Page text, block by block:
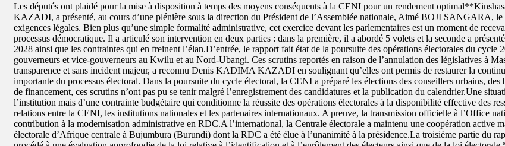
Les députés ont plaidé pour la mise à disposition à temps des moyens conséquents à la CENI pour un rendement
KAZADI, a présenté, au cours d’une plénière sous la direction du Président de l’Assemblée nationale, Aimé BOJI SANGARA,
exigences légales. Bien plus qu’une simple formalité administrative, cet exercice devant les parlementaires est un moment de
processus démocratique. Il a articulé son intervention en deux parties : dans la première, il a abordé 5 volets et la seconde a
2028 ainsi que les contraintes qui en freinent l’élan.D’entrée, le rapport fait état de la poursuite des opérations électorales du cycle
gouverneurs et vice-gouverneurs au Kwilu et au Nord-Ubangi. Ces scrutins reportés en raison de l’annulation des législatives à
transparence et sans incident majeur, a reconnu Denis KADIMA KAZADI en soulignant qu’elles ont permis de restaurer la
importante du processus électoral. Dans la poursuite du cycle électoral, la CENI a préparé les élections des conseillers urbains,
de financement, ces scrutins n’ont pas pu se tenir malgré l’enregistrement des candidatures et la publication du calendrier.Une
l’institution mais d’une contrainte budgétaire qui conditionne la réussite des opérations électorales à la disponibilité effective des
relations entre la CENI, les institutions nationales et les partenaires internationaux. A preuve, la transmission officielle à l’Office
contribution à la modernisation administrative en RDC.A l’international, la Centrale électorale a maintenu une coopération active
électorale d’Afrique centrale à Bujumbura (Burundi) dont la RDC a été élue à l’unanimité à la présidence.La troisième partie du